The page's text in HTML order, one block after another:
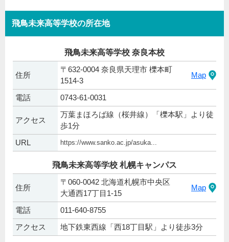
飛鳥未来高等学校の所在地
飛鳥未来高等学校 奈良本校
住所
〒632-0004 奈良県天理市 櫟本町
1514-3
Map
電話 0743-61-0031
アクセス
万葉まほろば線（桜井線）「櫟本駅」より徒
歩1分
URL
https://www.sanko.ac.jp/asuka...
飛鳥未来高等学校 札幌キャンパス
住所
〒060-0042 北海道札幌市中央区
大通西17丁目1-15
Map
電話
011-640-8755
アクセス
地下鉄東西線「西18丁目駅」より徒歩3分